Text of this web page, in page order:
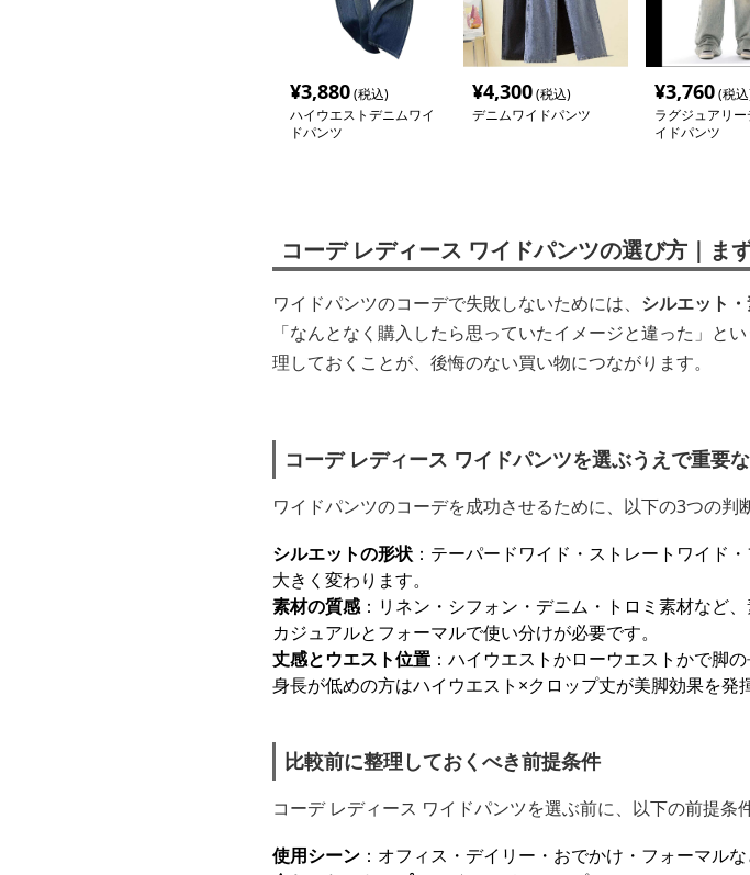
¥3,880(税込)
ハイウエストデニムワイ
ドパンツ
¥4,300(税込)
デニムワイドパンツ
¥3,760(税
ラグジュアリ
イドパンツ
コーデ レディース ワイドパンツの選び方｜ま
ワイドパンツのコーデで失敗しないためには、 シルエット
「なんとなく購入したら思っていたイメージと違った」と
理しておくことが、後悔のない買い物につながります。
コーデ レディース ワイドパンツを選ぶうえで重要
ワイドパンツのコーデを成功させるために、以下の3つの判
シルエットの形状 ：テーパードワイド・ストレートワイド
大きく変わります。
素材の質感：リネン・シフォン・デニム・トロミ素材など
カジュアルとフォーマルで使い分けが必要です。
丈感とウエスト位置 ：ハイウエストかローウエストかで脚
身長が低めの方はハイウエスト×クロップ丈が美脚効果を発
比較前に整理しておくべき前提条件
コーデ レディース ワイドパンツを選ぶ前に、以下の前提条
使用シーン ：オフィス・デイリー・おでかけ・フォーマル